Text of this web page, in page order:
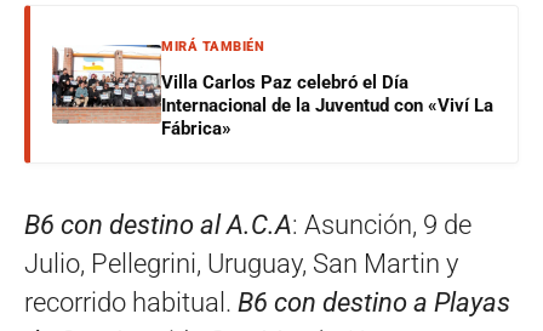
MIRÁ TAMBIÉN
Villa Carlos Paz celebró el Día
Internacional de la Juventud con «Viví La
Fábrica»
B6 con destino al A.C.A: Asunción, 9 de
Julio, Pellegrini, Uruguay, San Martin y
recorrido habitual. B6 con destino a Playas